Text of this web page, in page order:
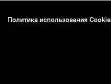
Политика использования Cookie